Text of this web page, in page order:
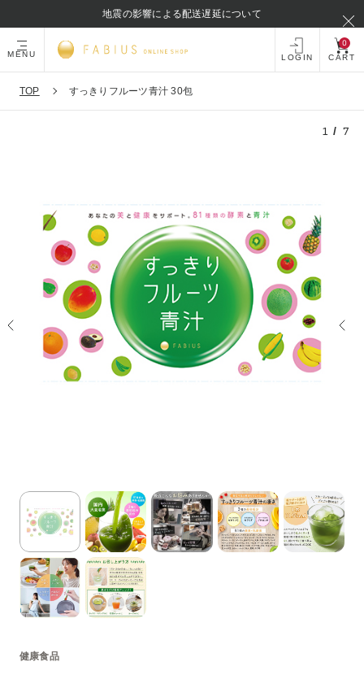
地震の影響による配送遅延について
MENU LOGIN
0
CART
TOP すっきりフルーツ青汁 30包
1 / 7
健康食品